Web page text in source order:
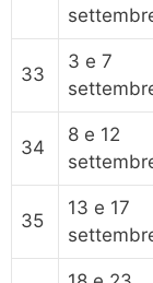
33
3 e 7
34
8 e 12
35
13 e 17